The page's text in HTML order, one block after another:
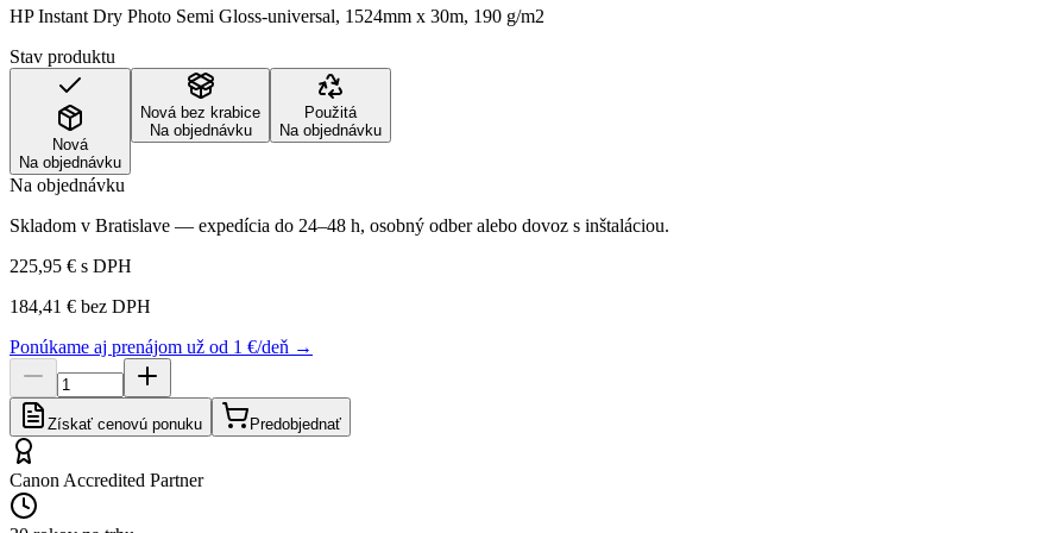
HP Instant Dry Photo Semi Gloss-universal, 1524mm x 30m, 190 g/m2
Stav produktu
Nová
Na objednávku
Nová bez krabice
Na objednávku
Použitá
Na objednávku
Na objednávku
Skladom v Bratislave — expedícia do 24–48 h, osobný odber alebo dovoz s inštaláciou.
225,95 € s DPH
184,41 € bez DPH
Ponúkame aj prenájom už od 1 €/deň →
Získať cenovú ponuku Predobjednať
Canon Accredited Partner